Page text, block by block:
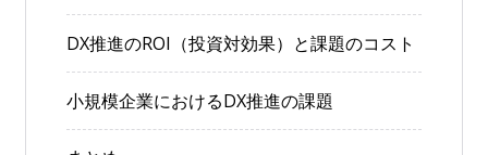
DX推進のROI（投資対効果）と課題のコスト
小規模企業におけるDX推進の課題